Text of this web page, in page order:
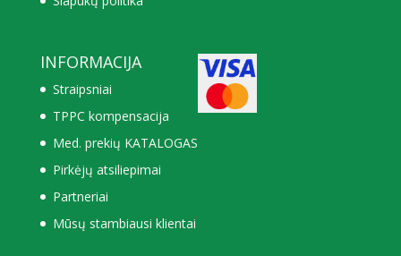
INFORMACIJA
Straipsniai
TPPC kompensacija
Med. prekių KATALOGAS
Pirkėjų atsiliepimai
Partneriai
Mūsų stambiausi klientai